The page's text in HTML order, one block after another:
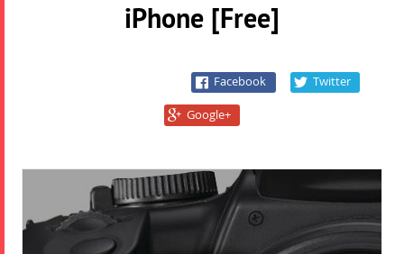
iPhone [Free]
Facebook Twitter
Google+